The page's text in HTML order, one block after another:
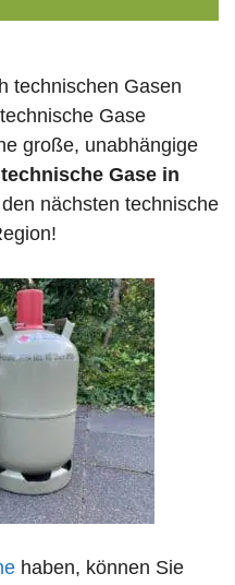
technischen Gasen
Gase
große, unabhängige
Gase in
nächsten technische
haben, können Sie